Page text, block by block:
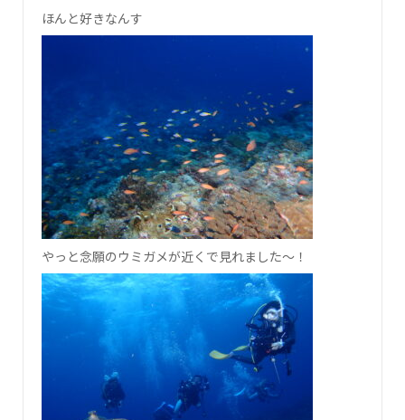
ほんと好きなんす
やっと念願のウミガメが近くで見れました～！